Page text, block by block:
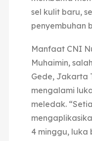
sel kulit baru,
penyembuhan
Manfaat CNI
Muhaimin,
Gede, Jakarta
mengalami
meledak.
4 minggu, luka